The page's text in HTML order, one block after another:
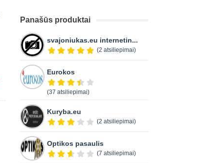
Panašūs produktai
svajoniukas.eu internetin...
(2 atsiliepimai)
Eurokos
(37 atsiliepimai)
Kuryba.eu
(2 atsiliepimai)
Optikos pasaulis
(7 atsiliepimai)